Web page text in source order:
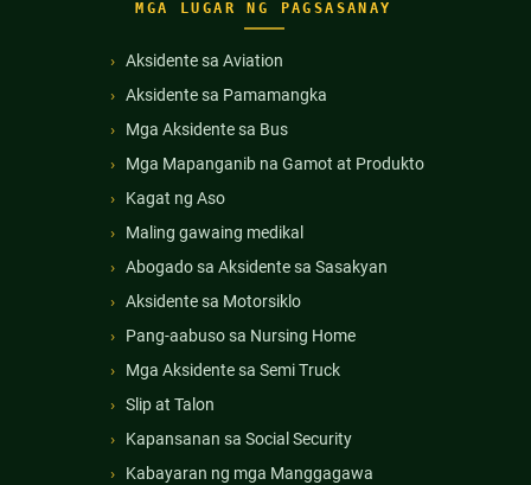
MGA LUGAR NG PAGSASANAY
Aksidente sa Aviation
Aksidente sa Pamamangka
Mga Aksidente sa Bus
Mga Mapanganib na Gamot at Produkto
Kagat ng Aso
Maling gawaing medikal
Abogado sa Aksidente sa Sasakyan
Aksidente sa Motorsiklo
Pang-aabuso sa Nursing Home
Mga Aksidente sa Semi Truck
Slip at Talon
Kapansanan sa Social Security
Kabayaran ng mga Manggagawa